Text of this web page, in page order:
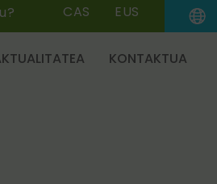
CAS EUS
KONTAKTUA